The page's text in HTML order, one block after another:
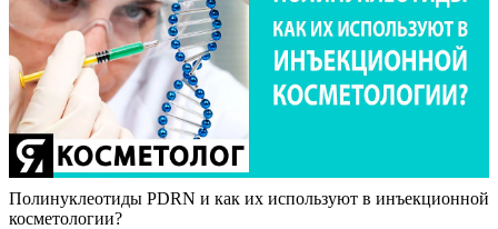
Полинуклеотиды PDRN и как их используют в инъекционной
косметологии?